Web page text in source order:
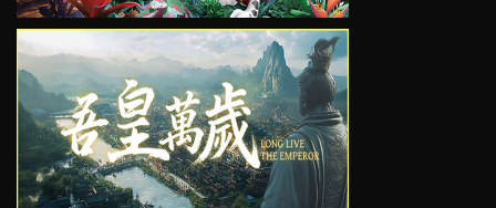
VIEW